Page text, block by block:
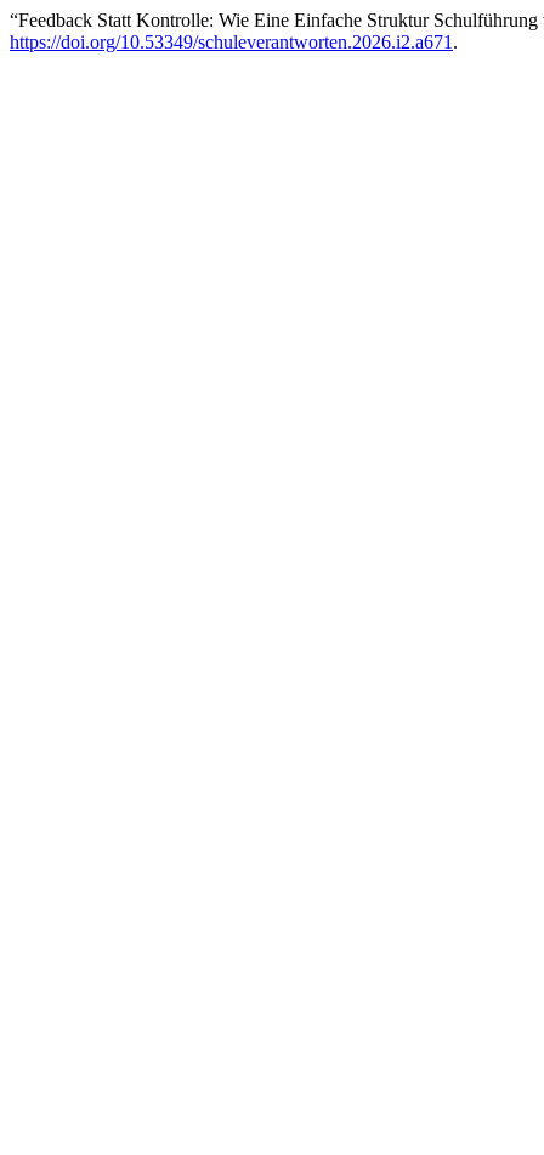
“Feedback Statt Kontrolle: Wie Eine Einfache Struktur
https://doi.org/10.53349/schuleverantworten.2026.i2.a671 .